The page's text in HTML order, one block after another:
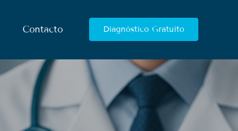
Contacto Diagnóstico Gratuito